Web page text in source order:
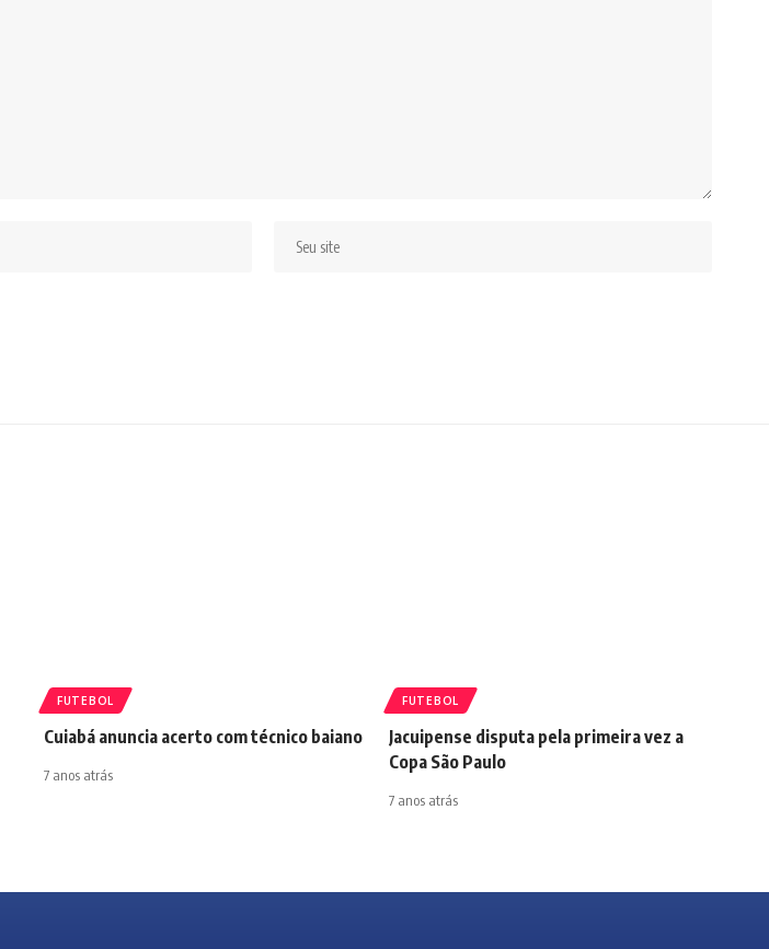
FUTEBOL
Cuiabá anuncia acerto com técnico baiano
7 anos atrás
FUTEBOL
Jacuipense disputa pela primeira vez a
Copa São Paulo
7 anos atrás